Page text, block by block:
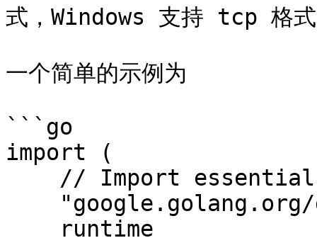
式，Windows 支持 tcp 格
一个简单的示例为
```go
import (